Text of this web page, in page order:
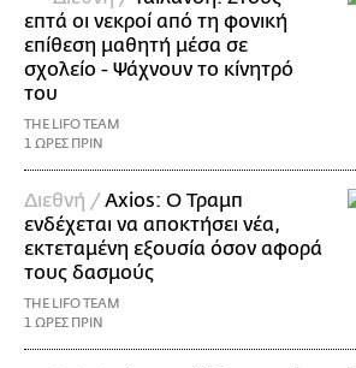
επτά οι νεκροί από τη φονική
επίθεση μαθητή μέσα σε
σχολείο - Ψάχνουν το κίνητρό
του
THE LIFO TEAM
1 ΩΡΕΣ ΠΡΙΝ
Διεθνή /Axios: Ο Τραμπ
ενδέχεται να αποκτήσει νέα,
εκτεταμένη εξουσία όσον αφορά
τους δασμούς
THE LIFO TEAM
1 ΩΡΕΣ ΠΡΙΝ